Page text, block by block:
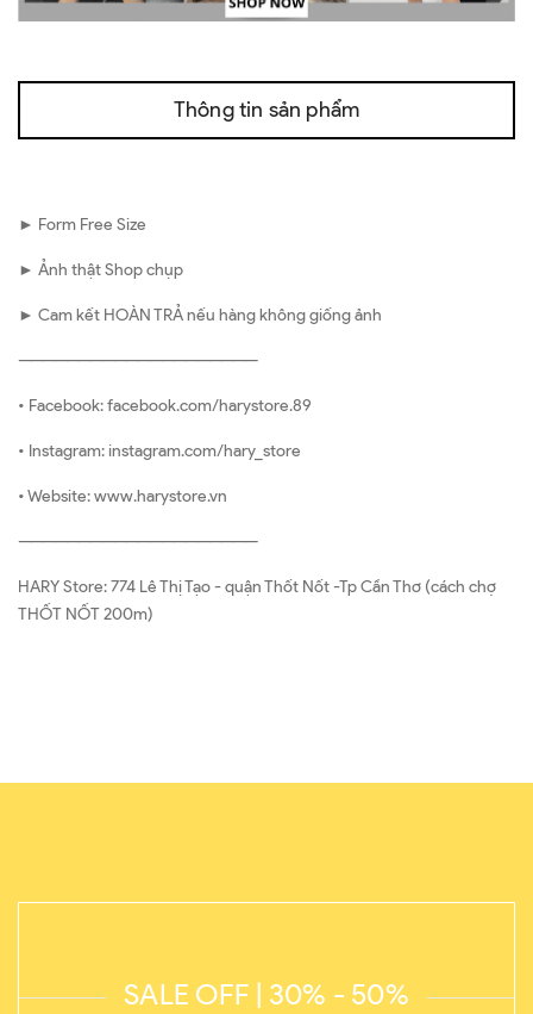
Thông tin sản phẩm
► Form Free Size
► Ảnh thật Shop chụp
► Cam kết HOÀN TRẢ nếu hàng không giống ảnh
————————————————————
• Facebook: facebook.com/harystore.89
• Instagram: instagram.com/hary_store
• Website: www.harystore.vn
————————————————————
HARY Store: 774 Lê Thị Tạo - quận Thốt Nốt -Tp Cần Thơ (cách chợ
THỐT NỐT 200m)
SALE OFF | 30% - 50%